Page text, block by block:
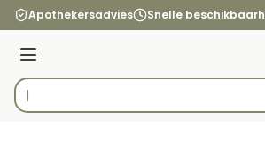
Ga naar de inhoud
Apothekersadvies Snelle
Menu
Product, merk, categorie...